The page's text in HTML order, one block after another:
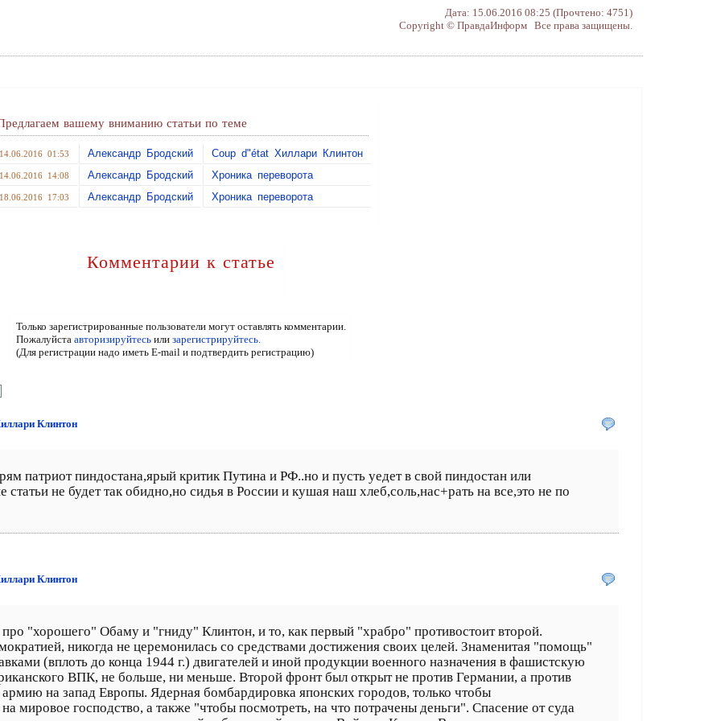
Дата: 15.06.2016 08:25 (Прочтено: 4751)
Copyright © ПравдаИнформ Все права защищены.
вашему вниманию статьи по теме
14.06.2016 01:53 Александр Бродский Coup d"état Хиллари Клинтон
14.06.2016 14:08 Александр Бродский Хроника переворота
18.06.2016 17:03 Александр Бродский Хроника переворота
Комментарии к статье
Только зарегистрированные пользователи могут оставлять комментарии.
Пожалуйста авторизируйтесьили зарегистрируйтесь.
(Для регистрации надо иметь E-mail и подтвердить регистрацию)
Клинтон
патриот пиндостана,ярый критик Путина и РФ..но и пусть уедет в свой пиндостан или
статьи не будет так обидно,но сидья в России и кушая наш хлеб,соль,нас+рать на все,это не по
Клинтон
про "хорошего" Обаму и "гниду" Клинтон, и то, как первый "храбро" противостоит второй.
никогда не церемонилась со средствами достижения своих целей. Знаменитая "помощь"
(вплоть до конца 1944 г.) двигателей и иной продукции военного назначения в фашистскую
ВПК, не больше, ни меньше. Второй фронт был открыт не против Германии, а против
на запад Европы. Ядерная бомбардировка японских городов, только чтобы
мировое господство, а также "чтобы посмотреть, на что потрачены деньги". Спасение от суда